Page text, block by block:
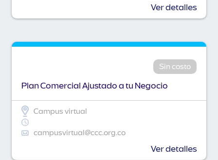
Ver detalles
Sin costo
Plan Comercial Ajustado a tu Negocio
Campus virtual
campusvirtual@ccc.org.co
Ver detalles